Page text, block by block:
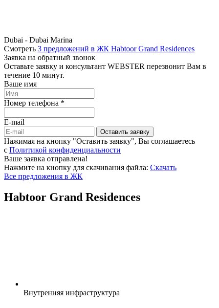
Dubai - Dubai Marina
Смотреть 3 предложений в ЖК Habtoor Grand Residences
Заявка на обратный звонок
Оставьте заявку и консультант WEBSTER перезвонит Вам в
течение 10 минут.
Ваше имя
Номер телефона *
E-mail
Оставить заявку
Нажимая на кнопку "Оставить заявку", Вы соглашаетесь
c Политикой конфиденциальности
Ваше заявка отправлена!
Нажмите на кнопку для скачивания файла: Скачать
Все предложения в ЖК
Habtoor Grand Residences
Внутренняя инфраструктура